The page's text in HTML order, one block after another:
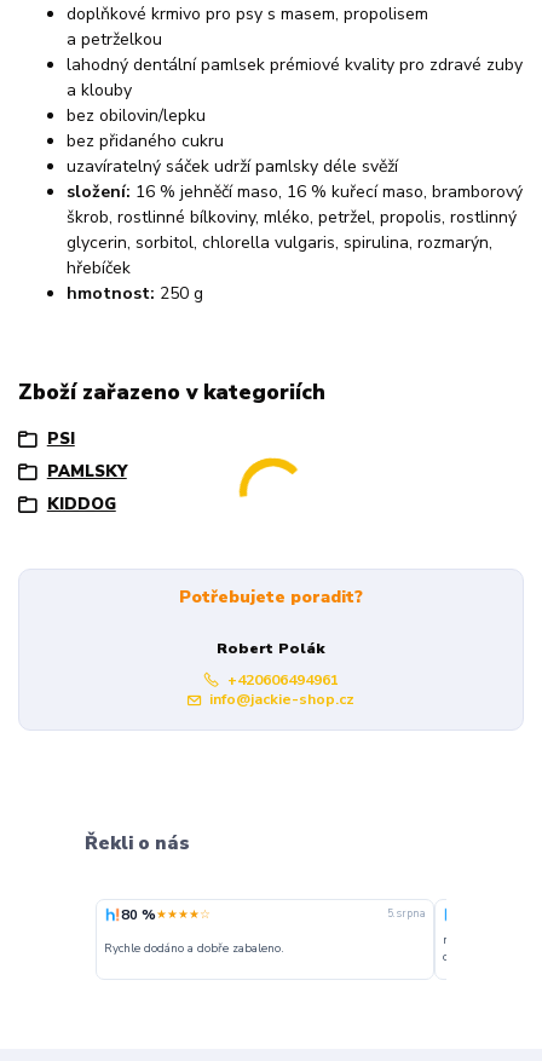
doplňkové krmivo pro psy s masem, propolisem
a petrželkou
lahodný dentální pamlsek prémiové kvality pro zdravé zuby
a klouby
bez obilovin/lepku
bez přidaného cukru
uzavíratelný sáček udrží pamlsky déle svěží
složení: 16 % jehněčí maso, 16 % kuřecí maso, bramborový
škrob, rostlinné bílkoviny, mléko, petržel, propolis, rostlinný
glycerin, sorbitol, chlorella vulgaris, spirulina, rozmarýn,
hřebíček
hmotnost: 250 g
Zboží zařazeno v kategoriích
PSI
PAMLSKY
KIDDOG
Potřebujete poradit?
Robert Polák
+420606494961
info@jackie-shop.cz
Řekli o nás
80 %★★★★☆ 5. srpna
Rychle dodáno a dobře zabaleno.
nakupuji
o stavu